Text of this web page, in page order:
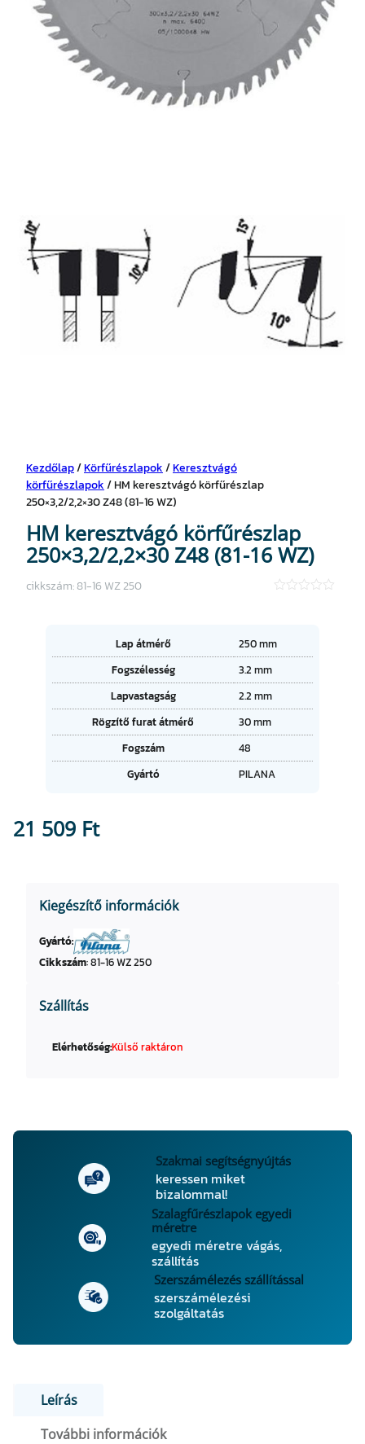
Kezdőlap/Körfűrészlapok/Keresztvágó
körfűrészlapok/ HM keresztvágó körfűrészlap
250×3,2/2,2×30 Z48 (81-16 WZ)
HM keresztvágó körfűrészlap
250×3,2/2,2×30 Z48 (81-16 WZ)
cikkszám:81-16 WZ 250
★
tt
ú
u
o
É
t
Lap átmérő
250 mm
Fogszélesség
3.2 mm
Lapvastagság
2.2 mm
Rögzítő furat átmérő
30 mm
Fogszám
48
Gyártó
PILANA
21 509 Ft
Kiegészítő információk
Gyártó:
Cikkszám:81-16 WZ 250
Szállítás
Elérhetőség:Külső raktáron
Szakmai segítségnyújtás
keressen miket
bizalommal!
Szalagfűrészlapok egyedi
méretre
egyedi méretre vágás,
szállítás
Szerszámélezés szállítással
szerszámélezési
szolgáltatás
Leírás
További információk